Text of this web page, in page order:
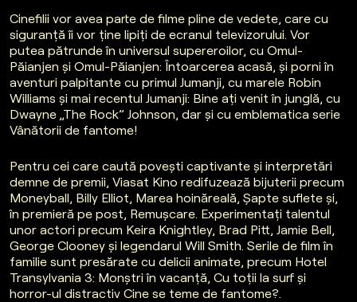
Cinefilii vor avea parte de filme pline de vedete, care cu
siguranță îi vor ține lipiți de ecranul televizorului. Vor
putea pătrunde în universul supereroilor, cu Omul-
Păianjen și Omul-Păianjen: Întoarcerea acasă, și porni în
aventuri palpitante cu primul Jumanji, cu marele Robin
Williams și mai recentul Jumanji: Bine ați venit în junglă, cu
Dwayne „The Rock” Johnson, dar și cu emblematica serie
Vânătorii de fantome!
Pentru cei care caută povești captivante și interpretări
demne de premii, Viasat Kino redifuzează bijuterii precum
Moneyball, Billy Elliot, Marea hoinăreală, Șapte suflete și,
în premieră pe post, Remușcare. Experimentați talentul
unor actori precum Keira Knightley, Brad Pitt, Jamie Bell,
George Clooney și legendarul Will Smith. Serile de film în
familie sunt presărate cu delicii animate, precum Hotel
Transylvania 3: Monștri în vacanță, Cu toții la surf și
horror-ul distractiv Cine se teme de fantome?.